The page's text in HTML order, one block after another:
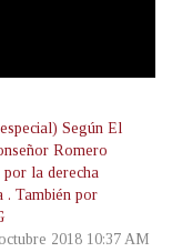
Según El
Romero
por la derecha
. También por
2018 10:37 AM